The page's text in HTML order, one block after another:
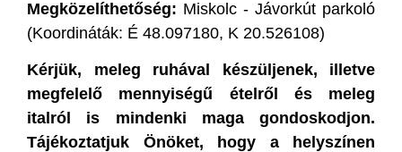
Megközelíthetőség: Miskolc - Jávorkút parkoló
(Koordináták: É 48.097180, K 20.526108)
Kérjük, meleg ruhával készüljenek, illetve
megfelelő mennyiségű ételről és meleg
italról is mindenki maga gondoskodjon.
Tájékoztatjuk Önöket, hogy a helyszínen